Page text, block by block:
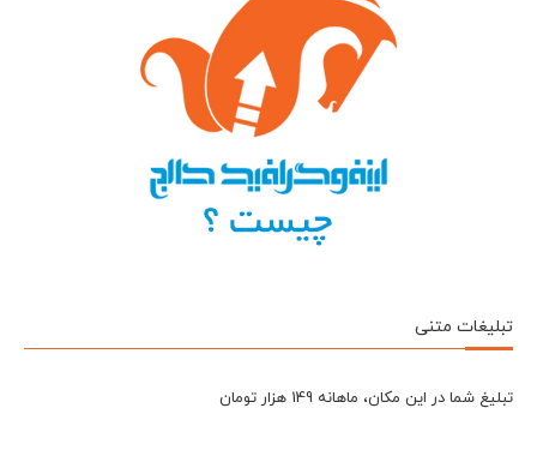
تبلیغات متنی
تبلیغ شما در این مکان، ماهانه 149 هزار تومان